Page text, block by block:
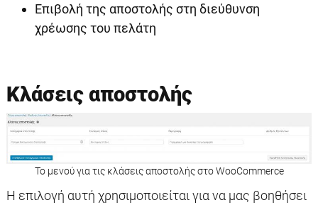
Επιβολή της αποστολής στη διεύθυνση
χρέωσης του πελάτη
Κλάσεις αποστολής
Το μενού για τις κλάσεις αποστολής στο WooCommerce
H επιλογή αυτή χρησιμοποιείται για να μας βοηθήσει